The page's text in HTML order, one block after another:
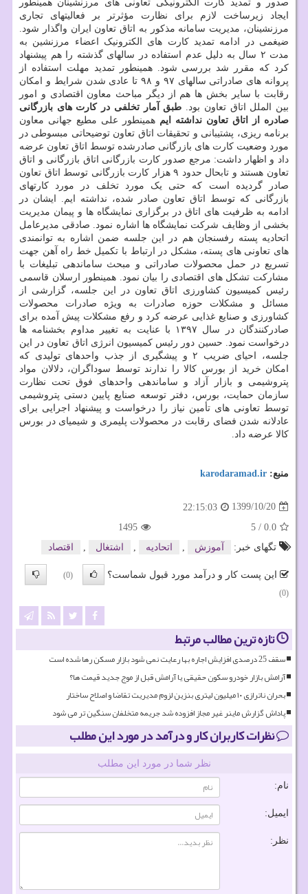
صدور و تمدید کارت الکترونیکی تعاونی های مرزنشینان همینطور
ایجاد زیرساخت لازم برای نظارت مؤثرتر بر فعالیتهای تجاری
مرزنشینان، مدیریت سامانه مذکور به اتاق تعاون ایران واگذار شود.
ضیغمی در ادامه تمدید کارت های الکترونیک اعضاء مرزنشین به
مدت ۲ سال به دلیل عدم استفاده در سالهای گذشته را هم پیشنهاد
کرد که مقرر شد بررسی شود. همینطور تمدید مهلت استفاده از
پروانه های صادراتی سالهای ۹۷ و ۹۸ تا عادی شدن شرایط و امکان
رقابت با سایر بخش ها هم از دیگر مباحث معاون اقتصادی و امور
بین الملل اتاق تعاون بود. طبق آمار تخلفی در کارت های بازرگانی
صادره از اتاق تعاون نداشته ایم همینطور علی مطیع جهانی معاون
برنامه ریزی، پشتیبانی و تحقیقات اتاق تعاون توضیحاتی مبسوطی در
مورد وضعیت کارت های بازرگانی صادرشده توسط اتاق تعاون عرضه
داد و اظهار داشت: مرجع صدور کارت بازرگانی اتاق بازرگانی و اتاق
تعاون هستند و تابحال حدود ۹ هزار کارت بازرگانی توسط اتاق تعاون
صادر گردیده است که حتی یک مورد تخلف در مورد کارتهای
بازرگانی که توسط اتاق تعاون صادر شده، نداشته ایم. ایشان در
ادامه به ظرفیت های اتاق در برگزاری نمایشگاه ها و پیمان مدیریت
بخشی از وظایف شرکت نمایشگاه ها اشاره نمود. صادقی مدیرعامل
اتحادیه پسته رفسنجان هم در این جلسه ضمن اشاره به توانمندی
های تعاونی های پسته، مشکل در ارتباط با تکمیل خط راه آهن جهت
تسریع در حمل محصولات صادراتی و مبحث ساماندهی تبلیغات با
مشارکت تشکل های اقتصادی را بیان نمود. همینطور ارسلان قاسمی
رئیس کمیسیون کشاورزی اتاق تعاون در این جلسه، گزارشی از
مسائل و مشکلات حوزه صادرات به ویژه صادرات محصولات
کشاورزی و صنایع غذایی عرضه کرد و رفع مشکلات پیش آمده برای
صادرکنندگان در سال ۱۳۹۷ با عنایت به تغییر مداوم بخشنامه ها
درخواست نمود. حسین دور رئیس کمیسیون انرژی اتاق تعاون در این
جلسه، احیای ضریب ۲ و پیشگیری از جذب واحدهای تولیدی که
امکان خرید از بورس کالا را ندارند توسط سوداگران، دلالان مواد
پتروشیمی و بازار آزاد و ساماندهی واحدهای فوق تحت نظارت
سازمان حمایت، بورس، دفتر توسعه صنایع پایین دستی پتروشیمی
توسط تعاونی های تأمین نیاز را درخواست و پیشنهاد اجرایی برای
عادلانه شدن فضای رقابت در محصولات پلیمری و شیمیای در بورس
کالا عرضه داد.
منبع: karodaramad.ir
1399/10/20
22:15:03
0.0
/
5
1495
تگهای خبر:
آموزش , اتحادیه , اشتغال , اقتصاد
این پست کار و درآمد مورد قبول شماست؟
(0)
(0)
تازه ترین مطالب مرتبط
سقف 25 درصدی افزایش اجاره بها رعایت نمی شود بازار مسکن رها شده است
آرامش بازار خودرو سکون حقیقی یا آرامش قبل از موج جدید قیمت ها؟
بحران ناترازی ۱۰ میلیون لیتری بنزین لزوم مدیریت تقاضا و اصلاح ساختار
پاداش گزارش ماینر غیر مجاز افزوده شد جریمه متخلفان سنگین تر می شود
نظرات کاربران کار و درآمد در مورد این مطلب
نظر شما در مورد این مطلب
نام:
ایمیل:
نظر: